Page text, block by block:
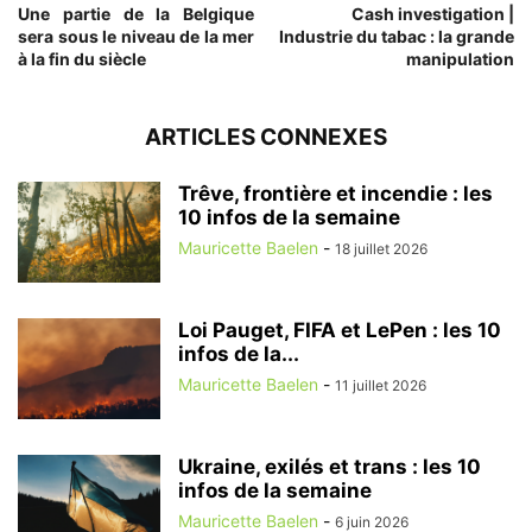
Une partie de la Belgique
sera sous le niveau de la mer
à la fin du siècle
Cash investigation |
Industrie du tabac : la grande
manipulation
ARTICLES CONNEXES
Trêve, frontière et incendie : les
10 infos de la semaine
Mauricette Baelen - 18 juillet 2026
Loi Pauget, FIFA et LePen : les 10
infos de la...
Mauricette Baelen - 11 juillet 2026
Ukraine, exilés et trans : les 10
infos de la semaine
Mauricette Baelen - 6 juin 2026